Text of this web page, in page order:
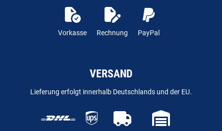
Vorkasse Rechnung PayPal
VERSAND
Lieferung erfolgt innerhalb Deutschlands und der EU.